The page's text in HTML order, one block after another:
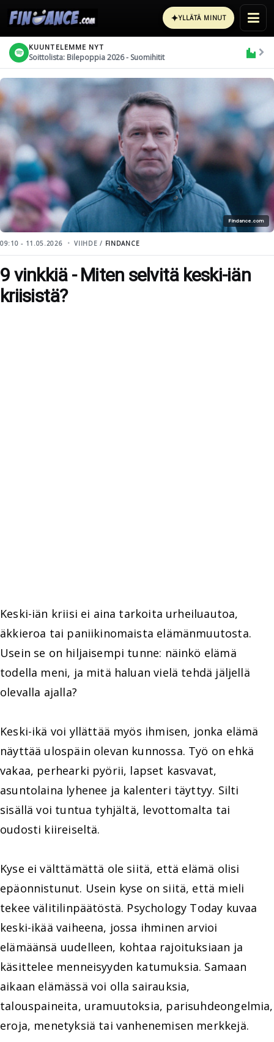
✦YLLÄTÄ MINUT
KUUNTELEMME NYT
Soittolista: Bilepoppia 2026 - Suomihitit
Findance.com
09:10 - 11.05.2026 VIIHDE / FINDANCE
9 vinkkiä - Miten selvitä keski-iän
kriisistä?
Keski-iän kriisi ei aina tarkoita urheiluautoa,
äkkieroa tai paniikinomaista elämänmuutosta.
Usein se on hiljaisempi tunne: näinkö elämä
todella meni, ja mitä haluan vielä tehdä jäljellä
olevalla ajalla?
Keski-ikä voi yllättää myös ihmisen, jonka elämä
näyttää ulospäin olevan kunnossa. Työ on ehkä
vakaa, perhearki pyörii, lapset kasvavat,
asuntolaina lyhenee ja kalenteri täyttyy. Silti
sisällä voi tuntua tyhjältä, levottomalta tai
oudosti kiireiseltä.
Kyse ei välttämättä ole siitä, että elämä olisi
epäonnistunut. Usein kyse on siitä, että mieli
tekee välitilinpäätöstä. Psychology Today kuvaa
keski-ikää vaiheena, jossa ihminen arvioi
elämäänsä uudelleen, kohtaa rajoituksiaan ja
käsittelee menneisyyden katumuksia. Samaan
aikaan elämässä voi olla sairauksia,
talouspaineita, uramuutoksia, parisuhdeongelmia,
eroja, menetyksiä tai vanhenemisen merkkejä.